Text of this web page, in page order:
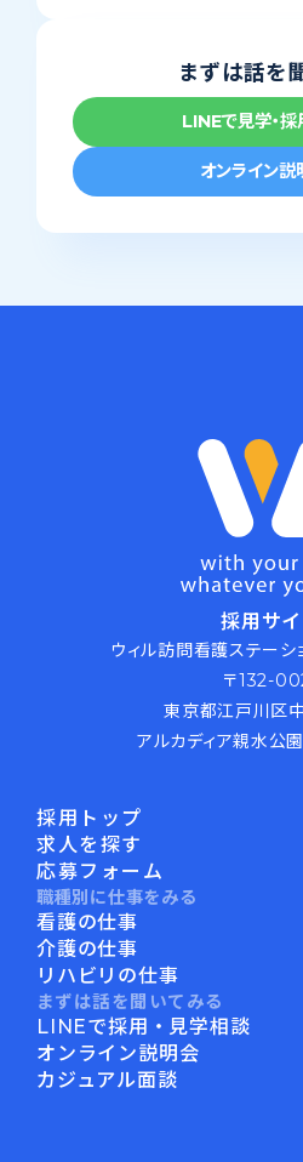
まずは話を
LINEで見学・
オンライン説
採用サ
ウィル訪問看護ステーシ
〒132-
東京都江戸川区
アルカディア親水公
採用トップ
求人を探す
応募フォーム
職種別に仕事をみる
看護の仕事
介護の仕事
リハビリの仕事
まずは話を聞いてみる
LINEで採用・見学相談
オンライン説明会
カジュアル面談